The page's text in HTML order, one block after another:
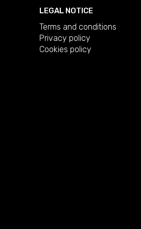
LEGAL NOTICE
Terms and conditions
Privacy policy
Cookies policy